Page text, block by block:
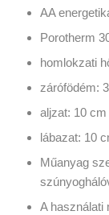
AA
Porotherm
homlokzati
zárófödém:
aljzat: 10
lábazat: 10
Műanyag
A használati